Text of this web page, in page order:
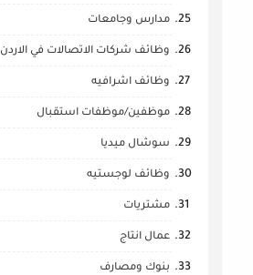
مدارس وجامعات
وظائف شركات الاتصالات في الاردن
وظائف اشرافيه
موظفين/موظفات استقبال
سوشال ميديا
وظائف لوجستيه
مشتريات
عمال انتاج
بنوك ومصارف